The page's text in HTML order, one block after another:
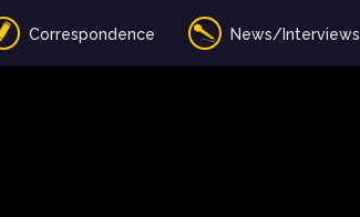
Correspondence News/Interviews